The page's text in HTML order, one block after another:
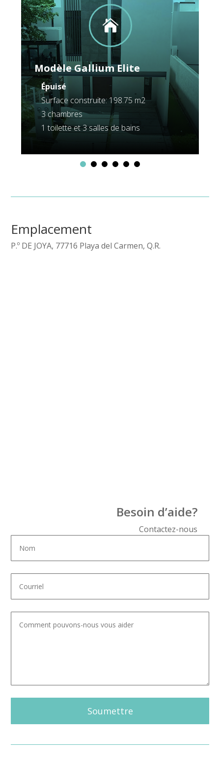

Modèle Vanadium
Épuisé
Surface construite: 154.41 m2
3 chambres
1 toilette et 3 salles de bains
Emplacement
P.º DE JOYA, 77716 Playa del Carmen, Q.R.
Besoin d’aide?
Contactez-nous
Soumettre